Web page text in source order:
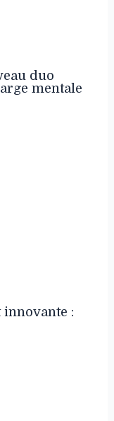
duo
mentale
innovante :